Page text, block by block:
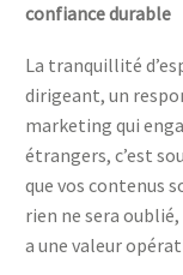
confiance durable
La tranquillité
dirigeant, un
marketing qui
étrangers, c’est
que vos contenus
rien ne sera
a une valeur